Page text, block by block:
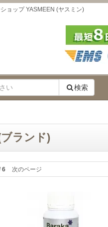
ョップ YASMEEN (ヤスミン)
検索
ランド)
6 次のページ